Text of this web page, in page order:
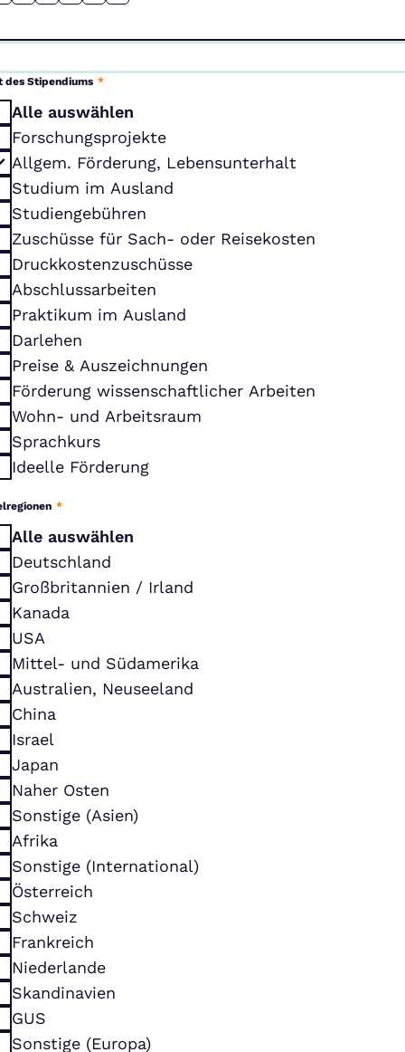
des Stipendiums *
Alle auswählen
Forschungsprojekte
Allgem. Förderung, Lebensunterhalt
Studium im Ausland
Studiengebühren
Zuschüsse für Sach- oder Reisekosten
Druckkostenzuschüsse
Abschlussarbeiten
Praktikum im Ausland
Darlehen
Preise & Auszeichnungen
Förderung wissenschaftlicher Arbeiten
Wohn- und Arbeitsraum
Sprachkurs
Ideelle Förderung
*
Alle auswählen
Deutschland
Großbritannien / Irland
Kanada
USA
Mittel- und Südamerika
Australien, Neuseeland
China
Israel
Japan
Naher Osten
Sonstige (Asien)
Afrika
Sonstige (International)
Österreich
Schweiz
Frankreich
Niederlande
Skandinavien
GUS
Sonstige (Europa)